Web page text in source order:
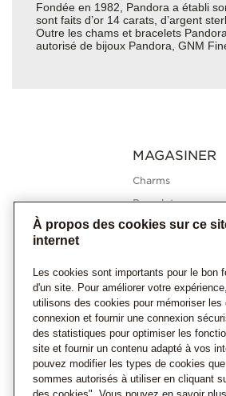
Fondée en 1982, Pandora a établi
sont faits d’or 14 carats, d’argent
Outre les chams et bracelets
autorisé de bijoux Pandora, GNM
MAGASINER
Charms
Bracelets
Bagues
Boucles d'oreilles
Collections Pandora
Diamants cultivés
laboratoire
Cadeaux
À propos des cookies sur ce
internet
Les cookies sont importants pour le bon
d'un site. Pour améliorer votre
utilisons des cookies pour mémoriser les
connexion et fournir une connexion
des statistiques pour optimiser les
site et fournir un contenu adapté à vos
pouvez modifier les types de cookies
sommes autorisés à utiliser en cliquant